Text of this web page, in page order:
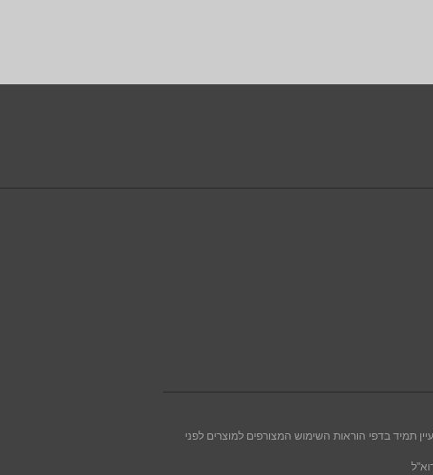
תמיד בדפי הוראות השימוש המצורפים למוצרים לפני